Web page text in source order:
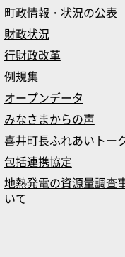
町政情報・状況の公表
財政状況
行財政改革
例規集
オープンデータ
みなさまからの声
喜井町長ふれあいトー
包括連携協定
地熱発電の資源量調査
いて